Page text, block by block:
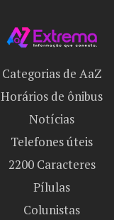
Categorias de AaZ
Horários de ônibus
Notícias
Telefones úteis
2200 Caracteres
Pílulas
Colunistas